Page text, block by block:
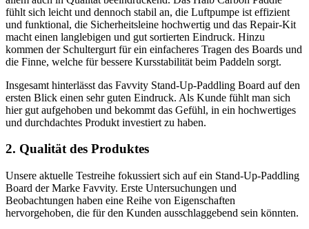
fühlt sich leicht und dennoch stabil an, die Luftpumpe ist effizient
und funktional, die Sicherheitsleine hochwertig und das Repair-Kit
macht einen langlebigen und gut sortierten Eindruck. Hinzu
kommen der Schultergurt für ein einfacheres Tragen des Boards und
die Finne, welche für bessere Kursstabilität beim Paddeln sorgt.
Insgesamt hinterlässt das Favvity Stand-Up-Paddling Board auf den
ersten Blick einen sehr guten Eindruck. Als Kunde fühlt man sich
hier gut aufgehoben und bekommt das Gefühl, in ein hochwertiges
und durchdachtes Produkt investiert zu haben.
2. Qualität des Produktes
Unsere aktuelle Testreihe fokussiert sich auf ein Stand-Up-Paddling
Board der Marke Favvity. Erste Untersuchungen und
Beobachtungen haben eine Reihe von Eigenschaften
hervorgehoben, die für den Kunden ausschlaggebend sein könnten.